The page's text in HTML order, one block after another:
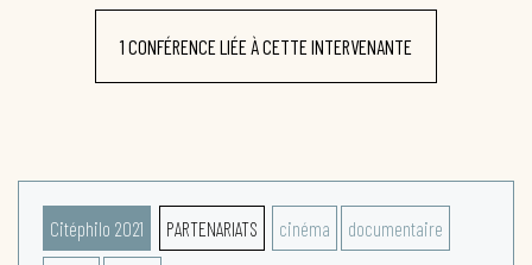
1 CONFÉRENCE LIÉE À CETTE INTERVENANTE
Citéphilo 2021 PARTENARIATS cinéma documentaire